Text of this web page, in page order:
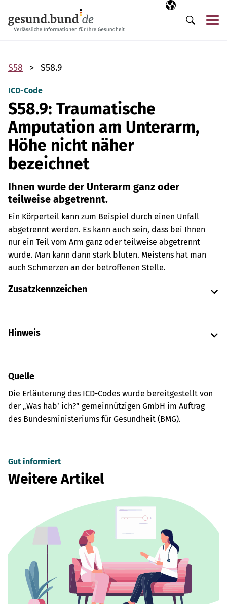
Ausgewählte
DE
Suche
S58 S58.9
ICD-Code
S58.9: Traumatische
Amputation am Unterarm,
Höhe nicht näher
bezeichnet
Ihnen wurde der Unterarm ganz oder
teilweise abgetrennt.
Ein Körperteil kann zum Beispiel durch einen Unfall
abgetrennt werden. Es kann auch sein, dass bei Ihnen
nur ein Teil vom Arm ganz oder teilweise abgetrennt
wurde. Man kann dann stark bluten. Meistens hat man
auch Schmerzen an der betroffenen Stelle.
Zusatzkennzeichen
Hinweis
Quelle
Die Erläuterung des ICD-Codes wurde bereitgestellt von
der „Was hab’ ich?” gemeinnützigen GmbH im Auftrag
des Bundesministeriums für Gesundheit (BMG).
Gut informiert
Weitere Artikel